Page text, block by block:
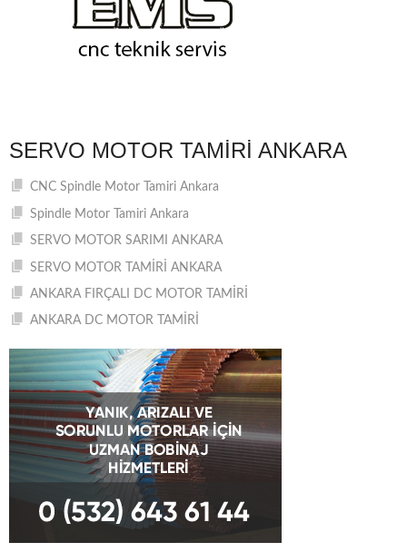
SERVO MOTOR TAMIRI ANKARA
CNC Spindle Motor Tamiri Ankara
Spindle Motor Tamiri Ankara
SERVO MOTOR SARIMI ANKARA
SERVO MOTOR TAMİRİ ANKARA
ANKARA FIRÇALI DC MOTOR TAMİRİ
ANKARA DC MOTOR TAMİRİ